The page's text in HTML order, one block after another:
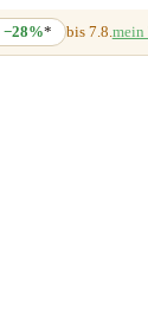
−28%* bis 7.8.mein